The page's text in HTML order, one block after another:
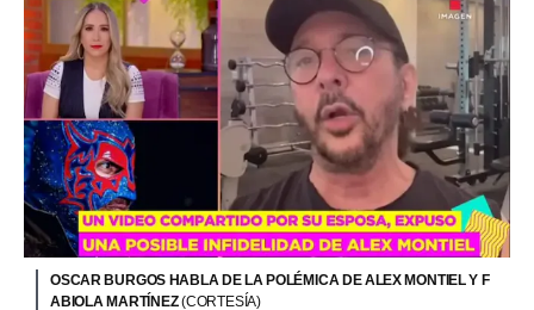
OSCAR BURGOS HABLA DE LA POLÉMICA DE ALEX MONTIEL Y F
ABIOLA MARTÍNEZ(CORTESÍA)